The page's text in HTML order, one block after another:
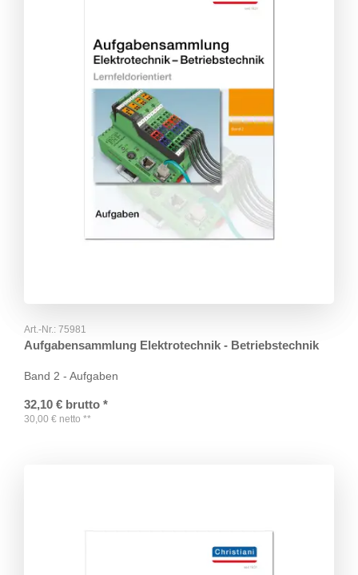
Art.-Nr.: 75981
Aufgabensammlung Elektrotechnik - Betriebstechnik
Band 2 - Aufgaben
32,10 € brutto *
30,00 € netto **